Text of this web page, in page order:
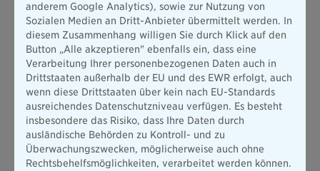
Die Bayerische optimierte auch die mehrfach prämierte
Sterbegeldversicherung. Es erfolgte eine überarbeitete
Kalkulation mit verbesserter Tarifierung. Künftig ist die
doppelte Leistung bei Unfalltod wählbar. Zudem zeichnen
den neuen Tarif kurze Wartezeit und altersabhängige
Staffelleistung aus.
Insbesondere wird eine Reduzierung der Staffelleistung für
ein Eintrittsalter ab 60 Jahren auf 12 Monate sowie eine
Beitragsrückgewähr während der Wartezeit angeboten.
Im Rahmen der Rechnungszinssenkung zum 01.01.2022 hat die
Bayerische auch die Leistungen einiger Tarife in der
anderem Google Analytics), sowie zur Nutzung von
Sozialen Medien an Dritt-Anbieter übermittelt werden. In
diesem Zusammenhang willigen Sie durch Klick auf den
Button „Alle akzeptieren" ebenfalls ein, dass eine
Verarbeitung Ihrer personenbezogenen Daten auch in
Drittstaaten außerhalb der EU und des EWR erfolgt, auch
wenn diese Drittstaaten über kein nach EU-Standards
ausreichendes Datenschutzniveau verfügen. Es besteht
insbesondere das Risiko, dass Ihre Daten durch
ausländische Behörden zu Kontroll- und zu
Überwachungszwecken, möglicherweise auch ohne
Rechtsbehelfsmöglichkeiten, verarbeitet werden können.